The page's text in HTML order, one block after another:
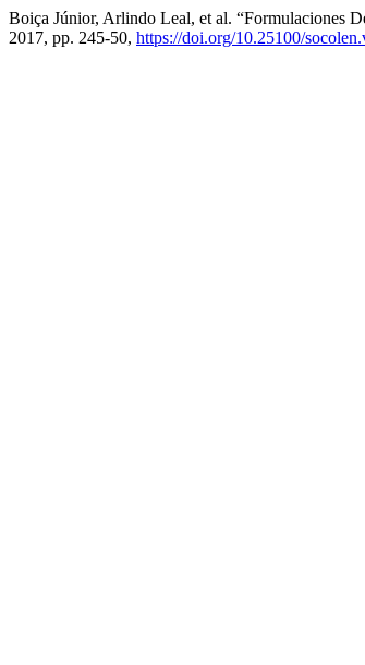
Boiça Júnior, Arlindo Leal, et al. “Formulaciones
2017, pp. 245-50, https://doi.org/10.25100/